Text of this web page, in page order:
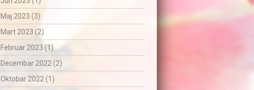
Maj 2023 (3)
Mart 2023 (2)
Februar 2023 (1)
Decembar 2022 (2)
Oktobar 2022 (1)